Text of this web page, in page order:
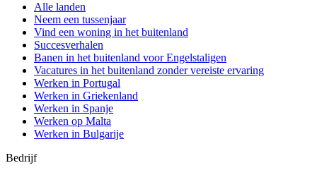
Alle landen
Neem een ​​tussenjaar
Vind een woning in het buitenland
Succesverhalen
Banen in het buitenland voor Engelstaligen
Vacatures in het buitenland zonder vereiste ervaring
Werken in Portugal
Werken in Griekenland
Werken in Spanje
Werken op Malta
Werken in Bulgarije
Bedrijf